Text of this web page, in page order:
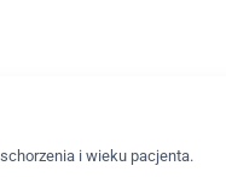
i wieku pacjenta.